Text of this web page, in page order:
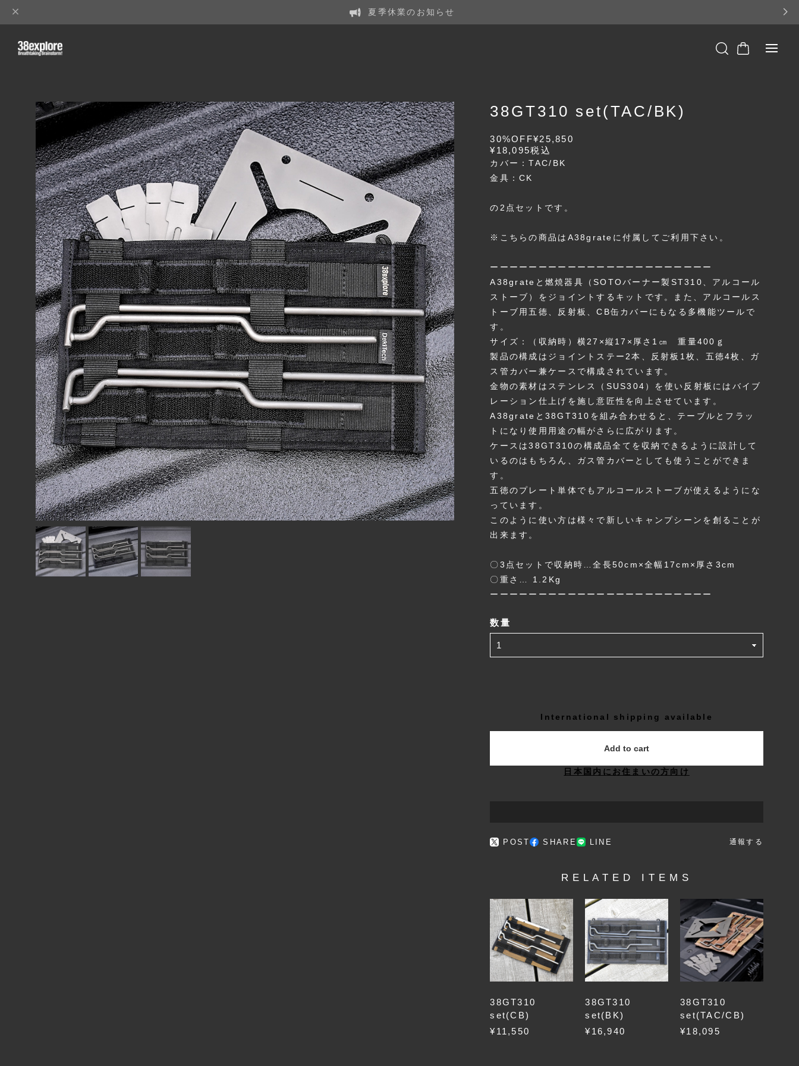
夏季休業のお知らせ
38GT310 set(TAC/BK)
30%OFF¥25,850
¥18,095税込
カバー：TAC/BK
金具：CK
の2点セットです。
※こちらの商品はA38grateに付属してご利用下さい。
ーーーーーーーーーーーーーーーーーーーーーーー
A38grateと燃焼器具（SOTOバーナー製ST310、アルコール
ストーブ）をジョイントするキットです。また、アルコールス
トーブ用五徳、反射板、CB缶カバーにもなる多機能ツールで
す。
サイズ：（収納時）横27×縦17×厚さ1㎝ 重量400ｇ
製品の構成はジョイントステー2本、反射板1枚、五徳4枚、ガ
ス管カバー兼ケースで構成されています。
金物の素材はステンレス（SUS304）を使い反射板にはバイブ
レーション仕上げを施し意匠性を向上させています。
A38grateと38GT310を組み合わせると、テーブルとフラッ
トになり使用用途の幅がさらに広がります。
ケースは38GT310の構成品全てを収納できるように設計して
いるのはもちろん、ガス管カバーとしても使うことができま
す。
五徳のプレート単体でもアルコールストーブが使えるようにな
っています。
このように使い方は様々で新しいキャンプシーンを創ることが
出来ます。
〇3点セットで収納時…全長50cm×全幅17cm×厚さ3cm
〇重さ… 1.2Kg
ーーーーーーーーーーーーーーーーーーーーーーー
数量
International shipping available
Add to cart
日本国内にお住まいの方向け
POST SHARE LINE 通報する
RELATED ITEMS
38GT310
set(CB)
¥11,550
38GT310
set(BK)
¥16,940
38GT310
set(TAC/CB)
¥18,095